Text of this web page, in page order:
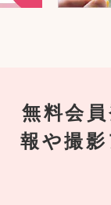
無料会
報や撮